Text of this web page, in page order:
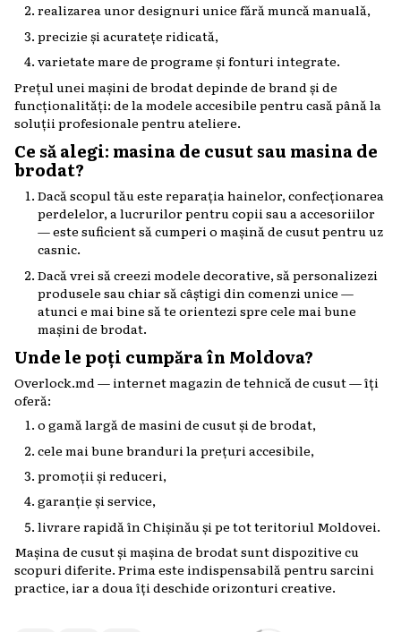
realizarea unor designuri unice fără muncă manuală,
precizie și acuratețe ridicată,
varietate mare de programe și fonturi integrate.
Prețul unei mașini de brodat depinde de brand și de
funcționalități: de la modele accesibile pentru casă până la
soluții profesionale pentru ateliere.
Ce să alegi: masina de cusut sau masina de
brodat?
Dacă scopul tău este reparația hainelor, confecționarea
perdelelor, a lucrurilor pentru copii sau a accesoriilor
— este suficient să cumperi o mașină de cusut pentru uz
casnic.
Dacă vrei să creezi modele decorative, să personalizezi
produsele sau chiar să câștigi din comenzi unice —
atunci e mai bine să te orientezi spre cele mai bune
mașini de brodat.
Unde le poți cumpăra în Moldova?
Overlock.md — internet magazin de tehnică de cusut — îți
oferă:
o gamă largă de masini de cusut și de brodat,
cele mai bune branduri la prețuri accesibile,
promoții și reduceri,
garanție și service,
livrare rapidă în Chișinău și pe tot teritoriul Moldovei.
Mașina de cusut și mașina de brodat sunt dispozitive cu
scopuri diferite. Prima este indispensabilă pentru sarcini
practice, iar a doua îți deschide orizonturi creative.